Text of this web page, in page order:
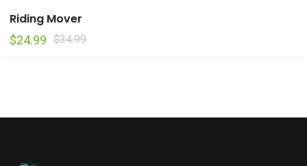
Riding Mover
$34.99
$24.99